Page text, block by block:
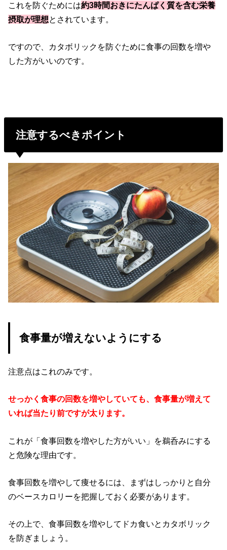
これを防ぐためには約3時間おきにたんぱく質を含む栄養
摂取が理想とされています。
ですので、カタボリックを防ぐために食事の回数を増や
した方がいいのです。
注意するべきポイント
食事量が増えないようにする
注意点はこれのみです。
せっかく食事の回数を増やしていても、食事量が増えて
いれば当たり前ですが太ります。
これが「食事回数を増やした方がいい」を鵜呑みにする
と危険な理由です。
食事回数を増やして痩せるには、まずはしっかりと自分
のベースカロリーを把握しておく必要があります。
その上で、食事回数を増やしてドカ食いとカタボリック
を防ぎましょう。